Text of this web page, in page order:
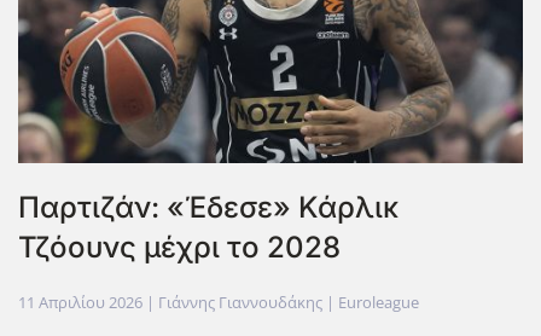
Παρτιζάν: «Έδεσε» Κάρλικ
Τζόουνς μέχρι το 2028
11 Απριλίου 2026 | Γιάννης Γιαννουδάκης | Euroleague